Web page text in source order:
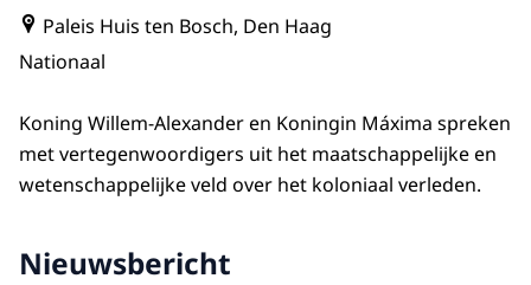
Paleis Huis ten Bosch, Den Haag
Nationaal
Koning Willem-Alexander en Koningin Máxima spreken
met vertegenwoordigers uit het maatschappelijke en
wetenschappelijke veld over het koloniaal verleden.
Nieuwsbericht